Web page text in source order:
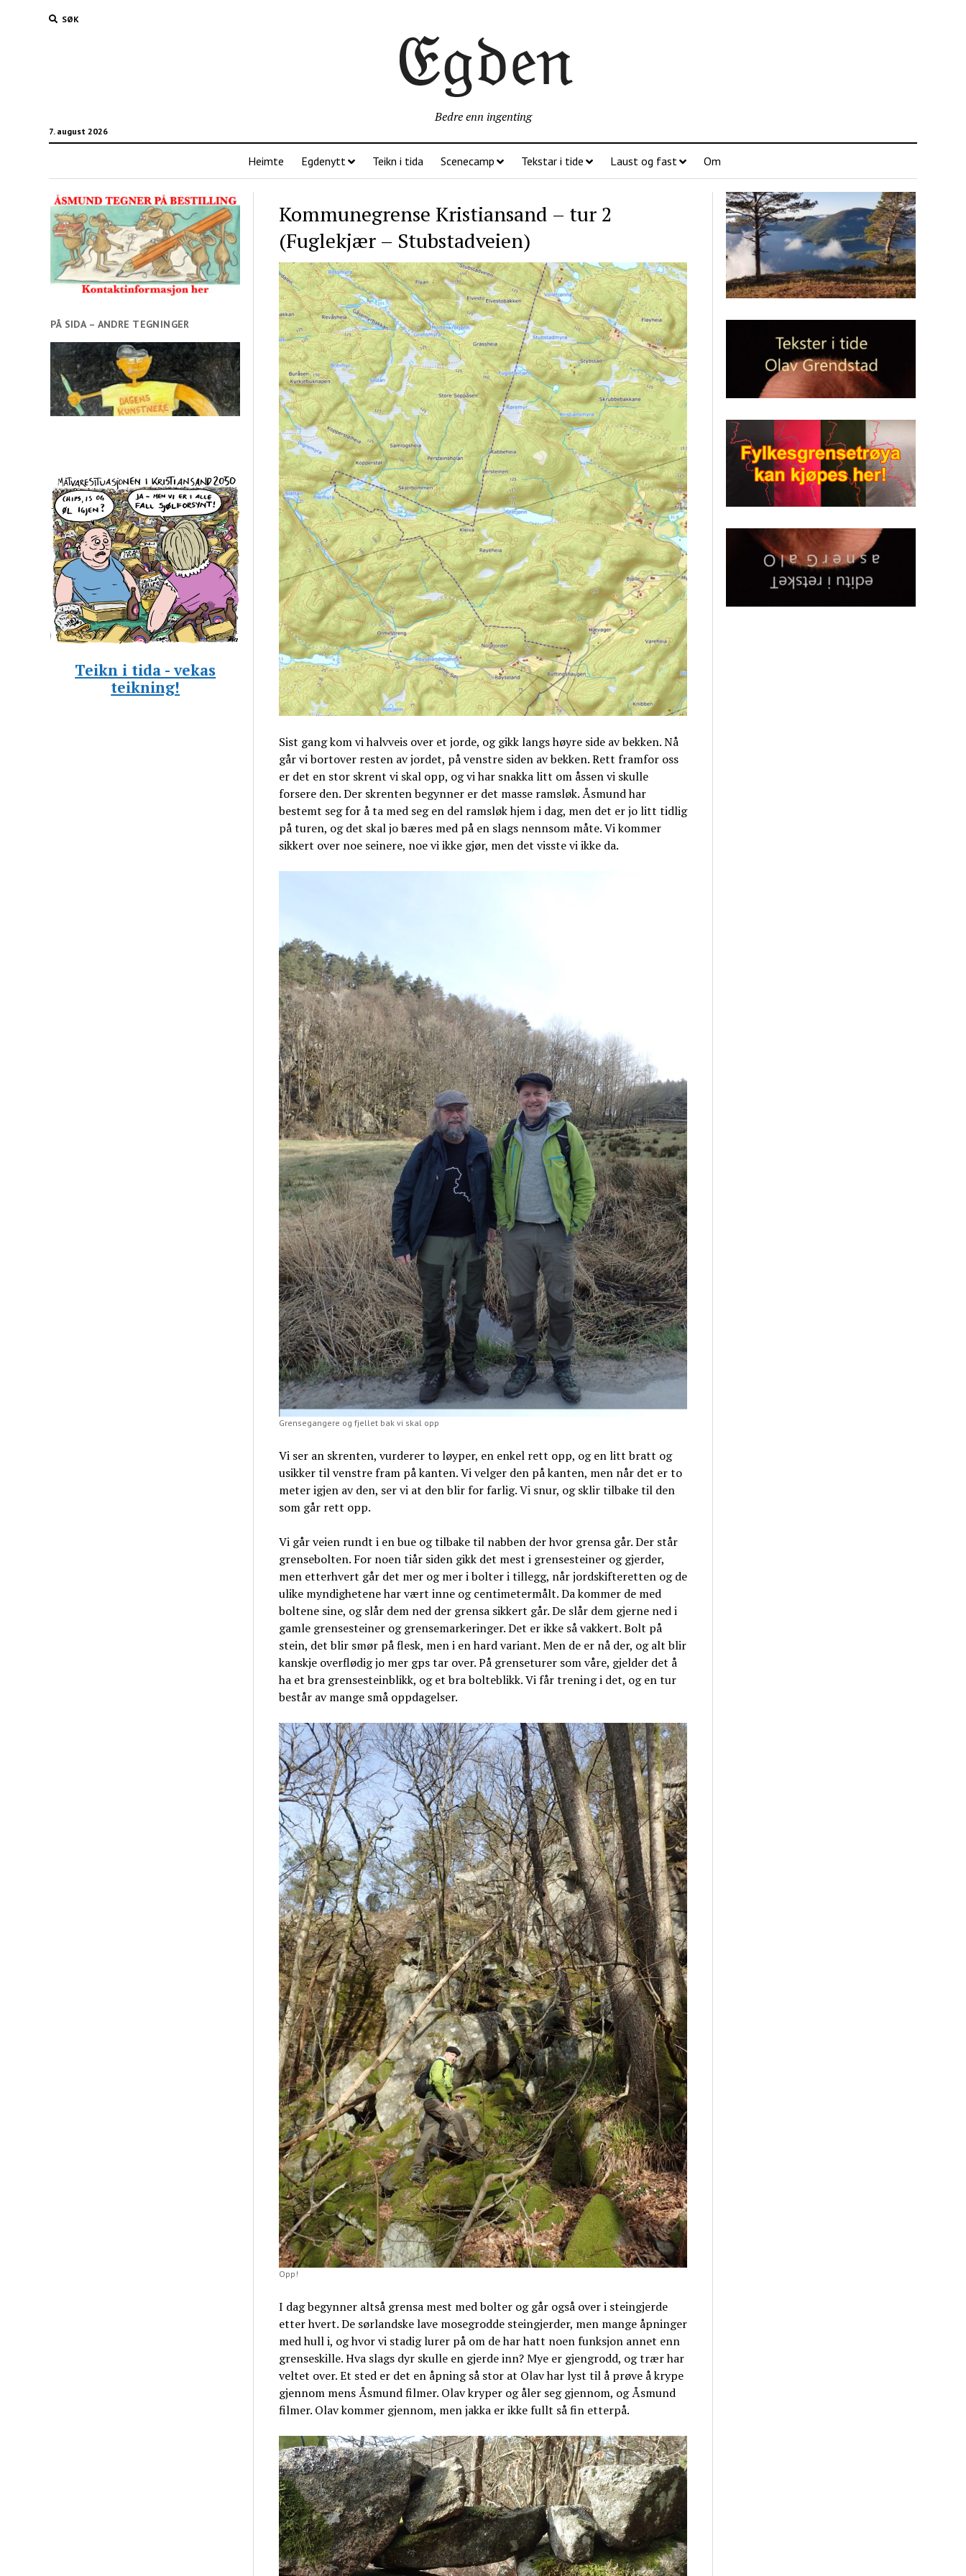
SØK
7. august 2026
Bedre enn ingenting
Heimte Egdenytt Teikn i tida Scenecamp Tekstar i tide Laust og fast Om
PÅ SIDA – ANDRE TEGNINGER
Teikn i tida - vekas
teikning!
Kommunegrense Kristiansand – tur 2
(Fuglekjær – Stubstadveien)
Sist gang kom vi halvveis over et jorde, og gikk langs høyre side av bekken. Nå
går vi bortover resten av jordet, på venstre siden av bekken. Rett framfor oss
er det en stor skrent vi skal opp, og vi har snakka litt om åssen vi skulle
forsere den. Der skrenten begynner er det masse ramsløk. Åsmund har
bestemt seg for å ta med seg en del ramsløk hjem i dag, men det er jo litt tidlig
på turen, og det skal jo bæres med på en slags nennsom måte. Vi kommer
sikkert over noe seinere, noe vi ikke gjør, men det visste vi ikke da.
Grensegangere og fjellet bak vi skal opp
Vi ser an skrenten, vurderer to løyper, en enkel rett opp, og en litt bratt og
usikker til venstre fram på kanten. Vi velger den på kanten, men når det er to
meter igjen av den, ser vi at den blir for farlig. Vi snur, og sklir tilbake til den
som går rett opp.
Vi går veien rundt i en bue og tilbake til nabben der hvor grensa går. Der står
grensebolten. For noen tiår siden gikk det mest i grensesteiner og gjerder,
men etterhvert går det mer og mer i bolter i tillegg, når jordskifteretten og de
ulike myndighetene har vært inne og centimetermålt. Da kommer de med
boltene sine, og slår dem ned der grensa sikkert går. De slår dem gjerne ned i
gamle grensesteiner og grensemarkeringer. Det er ikke så vakkert. Bolt på
stein, det blir smør på flesk, men i en hard variant. Men de er nå der, og alt blir
kanskje overflødig jo mer gps tar over. På grenseturer som våre, gjelder det å
ha et bra grensesteinblikk, og et bra bolteblikk. Vi får trening i det, og en tur
består av mange små oppdagelser.
Opp!
I dag begynner altså grensa mest med bolter og går også over i steingjerde
etter hvert. De sørlandske lave mosegrodde steingjerder, men mange åpninger
med hull i, og hvor vi stadig lurer på om de har hatt noen funksjon annet enn
grenseskille. Hva slags dyr skulle en gjerde inn? Mye er gjengrodd, og trær har
veltet over. Et sted er det en åpning så stor at Olav har lyst til å prøve å krype
gjennom mens Åsmund filmer. Olav kryper og åler seg gjennom, og Åsmund
filmer. Olav kommer gjennom, men jakka er ikke fullt så fin etterpå.